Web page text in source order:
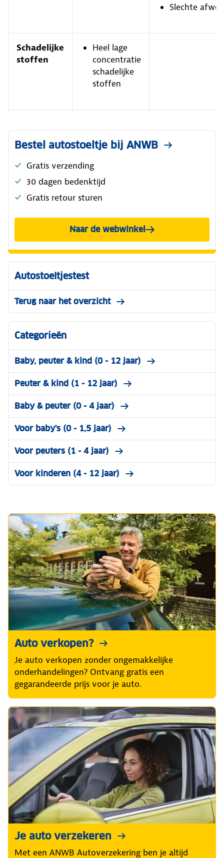
Slechte
Schadelijke
stoffen
Heel lage
concentratie
schadelijke
stoffen
Bestel autostoeltje bij ANWB
Gratis verzending
30 dagen bedenktijd
Gratis retour sturen
Naar de webwinkel
Autostoeltjestest
Terug naar het overzicht
Categorieën
Baby, peuter & kind (0 - 12 jaar)
Peuter & kind (1 - 12 jaar)
Baby & peuter (0 - 4 jaar)
Voor baby's (0 - 1,5 jaar)
Voor peuters (1 - 4 jaar)
Voor kinderen (4 - 12 jaar)
Auto verkopen?
Je auto verkopen zonder ongemakkelijke
onderhandelingen? Ontvang gratis een
gegarandeerde prijs voor je auto.
Je auto verzekeren
Met een ANWB Autoverzekering ben je altijd